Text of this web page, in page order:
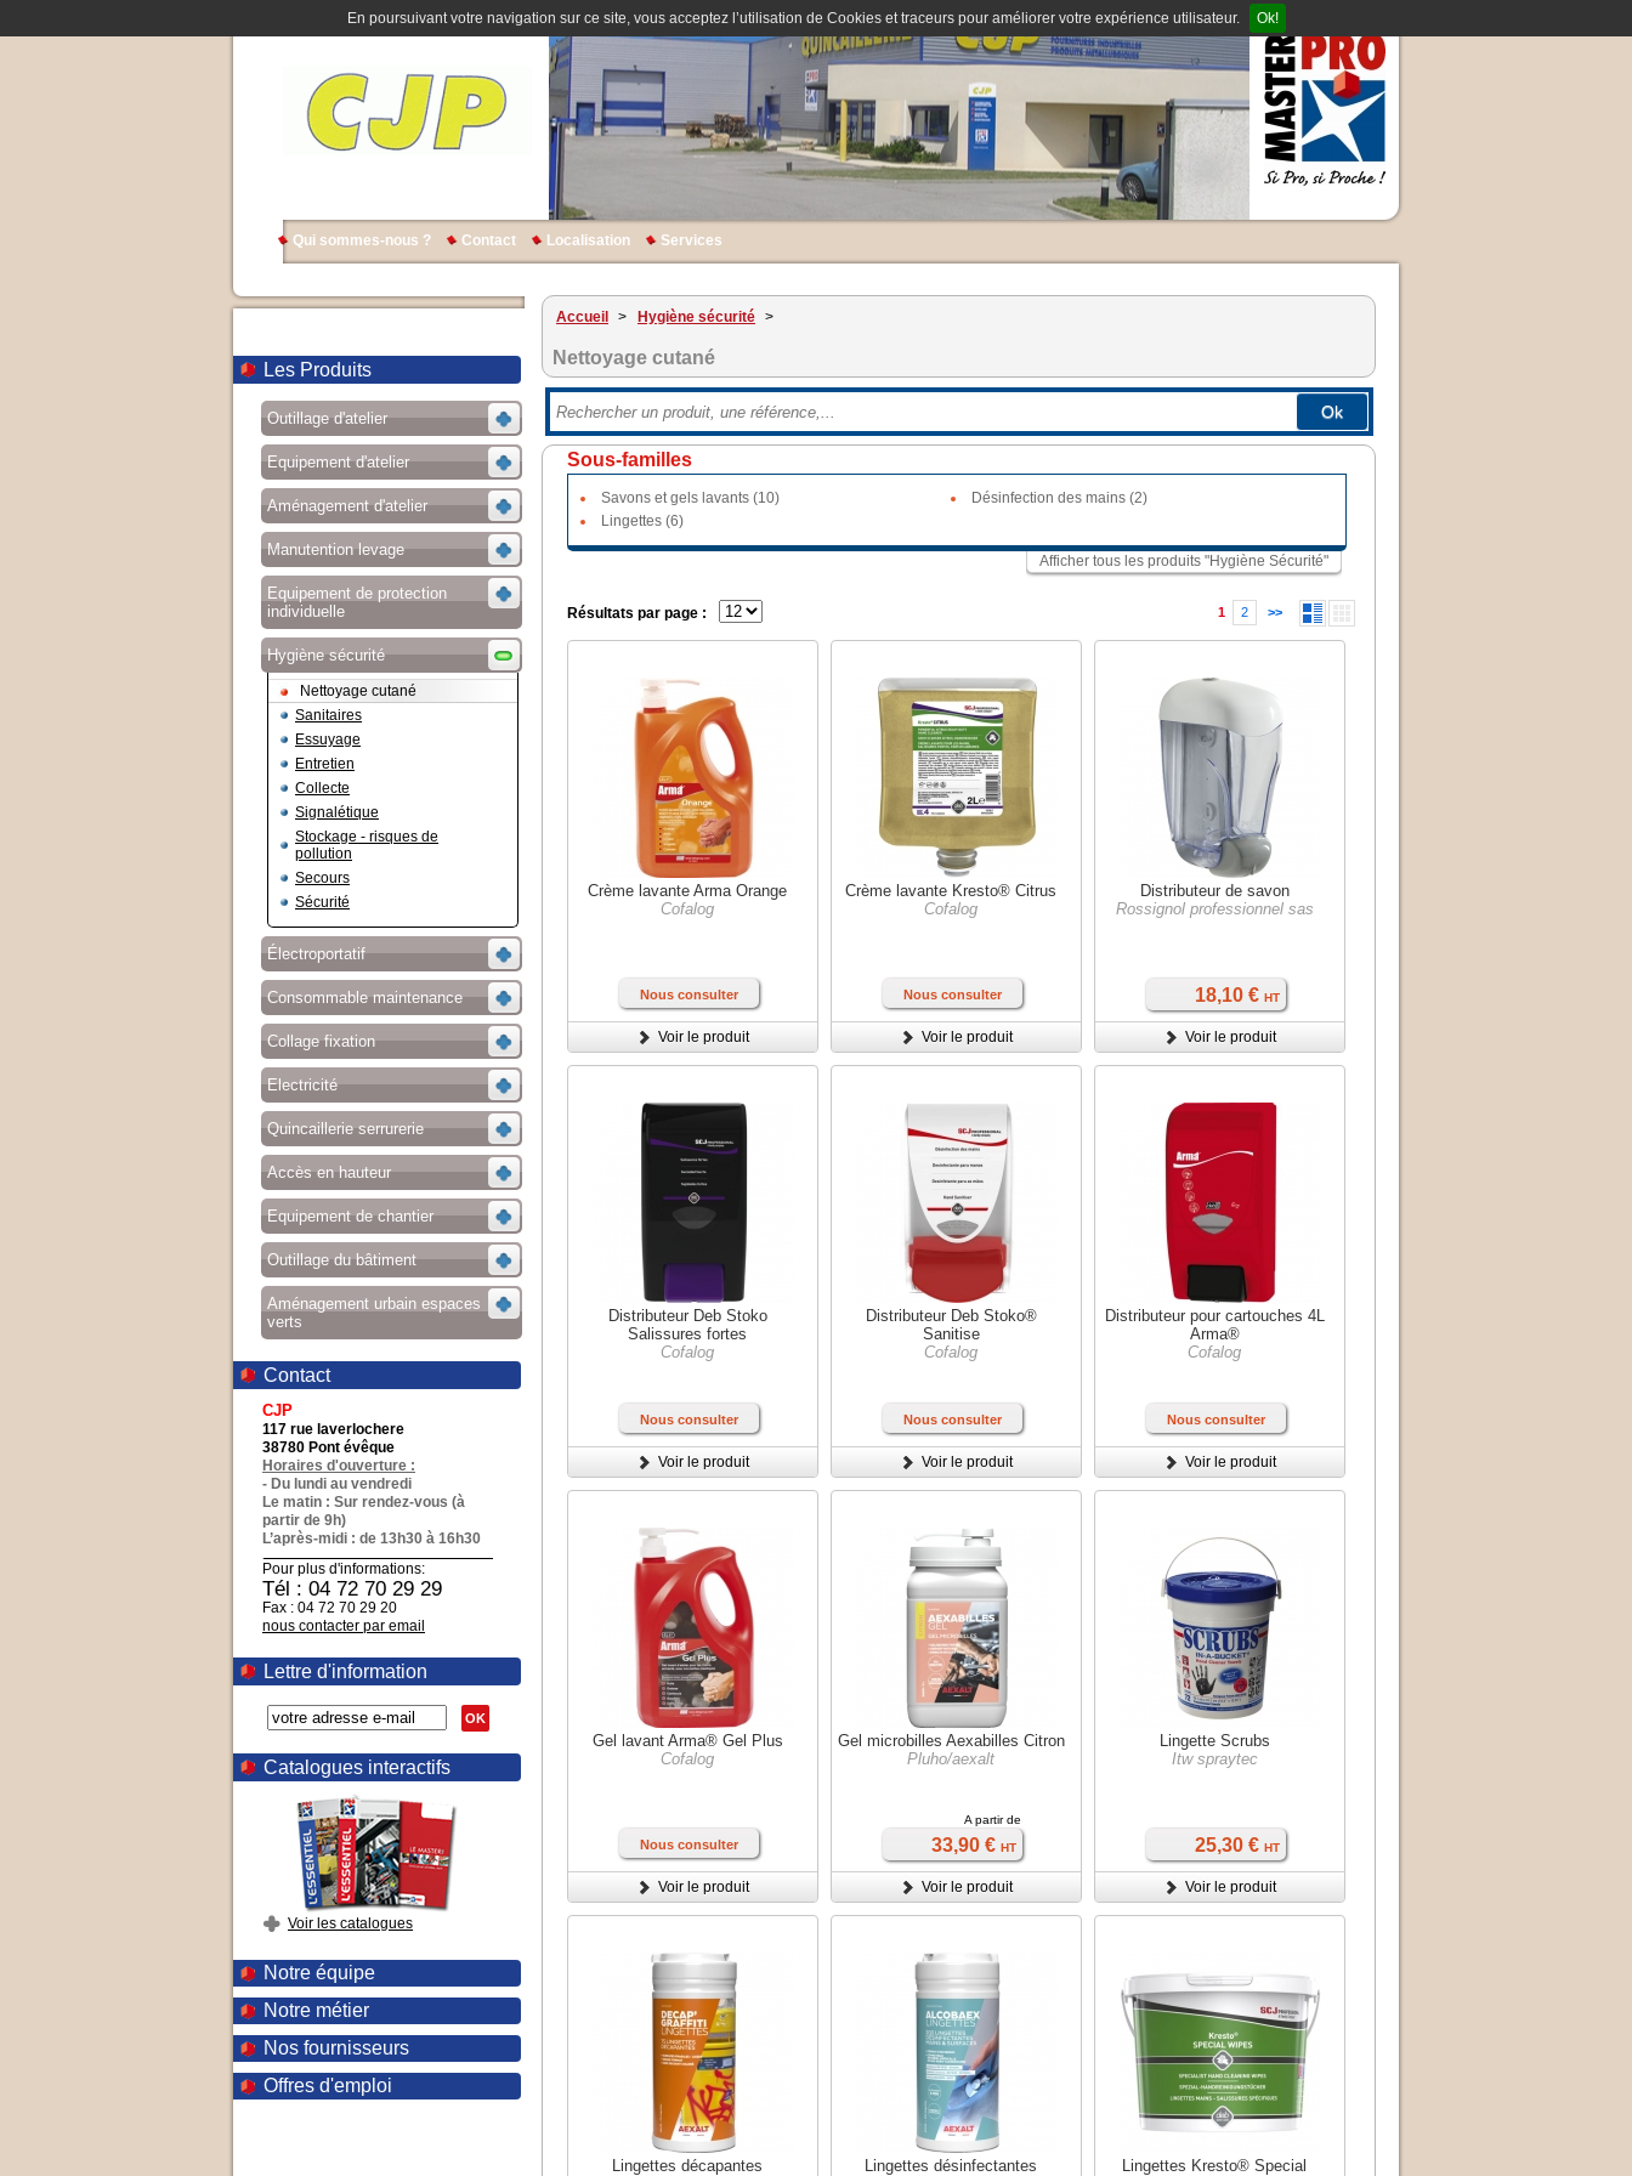
En poursuivant votre navigation sur ce site, vous acceptez l’utilisation de Cookies et traceurs pour améliorer votre expérience utilisateur. Ok!
Qui sommes-nous ? Contact Localisation Services
Les Produits
Outillage d'atelier
Equipement d'atelier
Aménagement d'atelier
Manutention levage
Equipement de protection
individuelle
Hygiène sécurité
Nettoyage cutané
Sanitaires
Essuyage
Entretien
Collecte
Signalétique
Stockage - risques de
pollution
Secours
Sécurité
Électroportatif
Consommable maintenance
Collage fixation
Electricité
Quincaillerie serrurerie
Accès en hauteur
Equipement de chantier
Outillage du bâtiment
Aménagement urbain espaces
verts
Contact
CJP
117 rue laverlochere
38780 Pont évêque
Horaires d'ouverture :
- Du lundi au vendredi
Le matin : Sur rendez-vous (à
partir de 9h)
L’après-midi : de 13h30 à 16h30
Pour plus d'informations:
Tél : 04 72 70 29 29
Fax : 04 72 70 29 20
nous contacter par email
Lettre d'information
OK
Catalogues interactifs
Voir les catalogues
Notre équipe
Notre métier
Nos fournisseurs
Offres d'emploi
Accueil > Hygiène sécurité >
Nettoyage cutané
Ok
Sous-familles
Savons et gels lavants (10)
Désinfection des mains (2)
Lingettes (6)
Afficher tous les produits "Hygiène Sécurité"
Résultats par page : 1 2 >>
Crème lavante Arma Orange
Cofalog
Nous consulter
Voir le produit
Crème lavante Kresto® Citrus
Cofalog
Nous consulter
Voir le produit
Distributeur de savon
Rossignol professionnel sas
18,10 € HT
Voir le produit
Distributeur Deb Stoko
Salissures fortes
Cofalog
Nous consulter
Voir le produit
Distributeur Deb Stoko®
Sanitise
Cofalog
Nous consulter
Voir le produit
Distributeur pour cartouches 4L
Arma®
Cofalog
Nous consulter
Voir le produit
Gel lavant Arma® Gel Plus
Cofalog
Nous consulter
Voir le produit
Gel microbilles Aexabilles Citron
Pluho/aexalt
A partir de
33,90 € HT
Voir le produit
Lingette Scrubs
Itw spraytec
25,30 € HT
Voir le produit
Lingettes décapantes
Lingettes désinfectantes
Lingettes Kresto® Special